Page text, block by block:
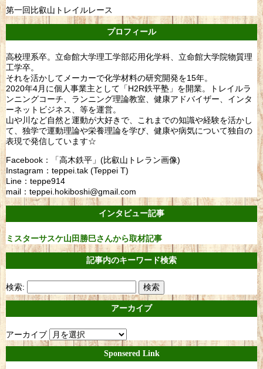
第一回比叡山トレイルレース
プロフィール
高校理系卒。立命館大学理工学部応用化学科、立命館大学院物質理
工学卒。
それを活かしてメーカーで化学材料の研究開発を15年。
2020年4月に個人事業主として「H2R鉄平塾」を開業。トレイルラ
ンニングコーチ、ランニング理論教室、健康アドバイザー、インタ
ーネットビジネス、等を運営。
山や川など自然と運動が大好きで、これまでの知識や経験を活かし
て、独学で運動理論や栄養理論を学び、健康や病気について独自の
表現で発信しています☆
Facebook：「高木鉄平」(比叡山トレラン画像)
Instagram：teppei.tak (Teppei T)
Line：teppe914
mail：teppei.hokiboshi@gmail.com
インタビュー記事
ミスターサスケ山田勝巳さんから取材記事
記事内のキーワード検索
検索:
アーカイブ
アーカイブ
Sponsered Link